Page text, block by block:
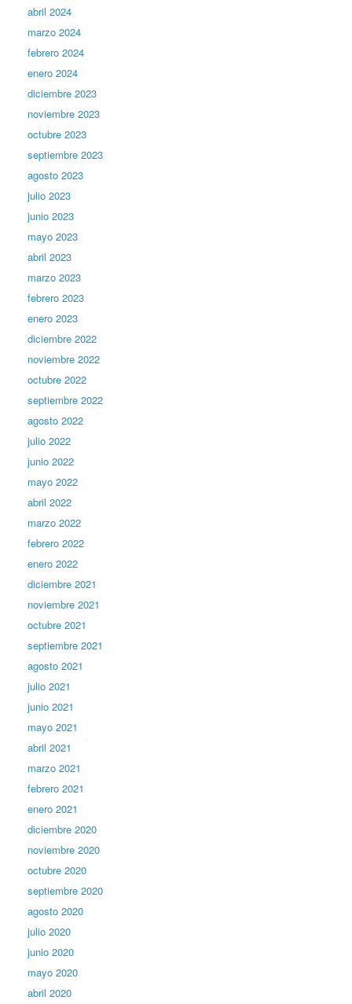
abril 2024
marzo 2024
febrero 2024
enero 2024
diciembre 2023
noviembre 2023
octubre 2023
septiembre 2023
agosto 2023
julio 2023
junio 2023
mayo 2023
abril 2023
marzo 2023
febrero 2023
enero 2023
diciembre 2022
noviembre 2022
octubre 2022
septiembre 2022
agosto 2022
julio 2022
junio 2022
mayo 2022
abril 2022
marzo 2022
febrero 2022
enero 2022
diciembre 2021
noviembre 2021
octubre 2021
septiembre 2021
agosto 2021
julio 2021
junio 2021
mayo 2021
abril 2021
marzo 2021
febrero 2021
enero 2021
diciembre 2020
noviembre 2020
octubre 2020
septiembre 2020
agosto 2020
julio 2020
junio 2020
mayo 2020
abril 2020